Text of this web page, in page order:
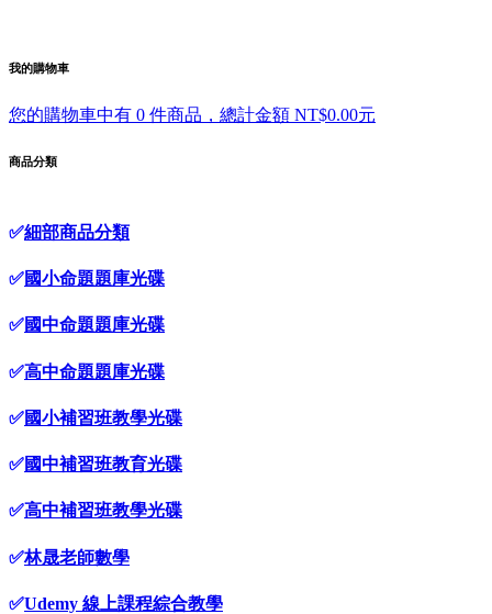
我的購物車
您的購物車中有 0 件商品，總計金額 NT$0.00元
商品分類
✅細部商品分類
✅國小命題題庫光碟
✅國中命題題庫光碟
✅高中命題題庫光碟
✅國小補習班教學光碟
✅國中補習班教育光碟
✅高中補習班教學光碟
✅林晟老師數學
✅Udemy 線上課程綜合教學